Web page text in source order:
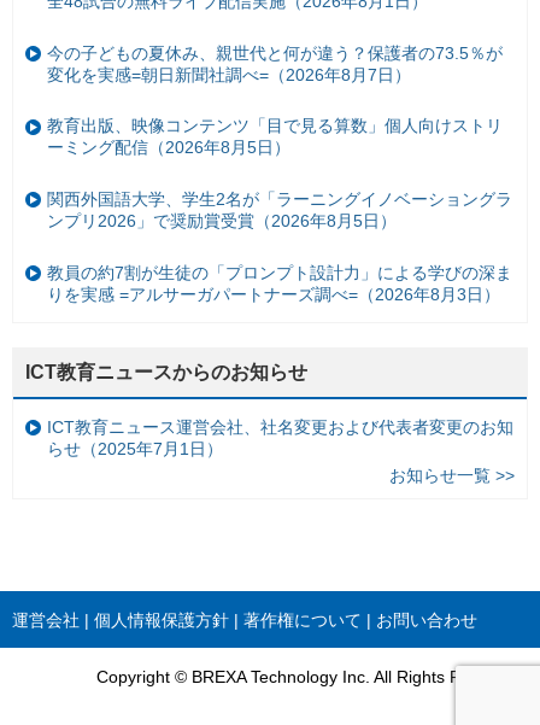
今の子どもの夏休み、親世代と何が違う？保護者の73.5％が
変化を実感=朝日新聞社調べ=（2026年8月7日）
教育出版、映像コンテンツ「目で見る算数」個人向けストリ
ーミング配信（2026年8月5日）
関西外国語大学、学生2名が「ラーニングイノベーショングラ
ンプリ2026」で奨励賞受賞（2026年8月5日）
教員の約7割が生徒の「プロンプト設計力」による学びの深ま
りを実感 =アルサーガパートナーズ調べ=（2026年8月3日）
ICT教育ニュースからのお知らせ
ICT教育ニュース運営会社、社名変更および代表者変更のお知
らせ（2025年7月1日）
お知らせ一覧 >>
運営会社 個人情報保護方針 著作権について お問い合わせ
Copyright © BREXA Technology Inc. All Rights Reserved.